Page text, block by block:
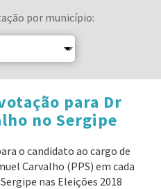
por município:
para Dr
no Sergipe
o candidato ao cargo de
Carvalho (PPS) em cada
nas Eleições 2018